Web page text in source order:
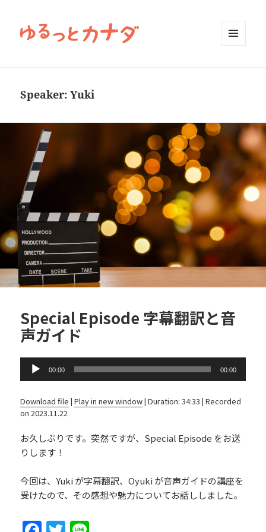
Speaker:Yuki
Special Episode 字幕翻訳と音
声ガイド
Audio
Player
00:00 00:00
Download file |Play in new window|Duration: 34:33 |Recorded
on 2023.11.22
お久しぶりです。突然ですが、Special Episode をお送
りします！
今回は、Yuki が字幕翻訳、Oyuki が音声ガイドの講座を
受けたので、その感想や魅力についてお話ししました。